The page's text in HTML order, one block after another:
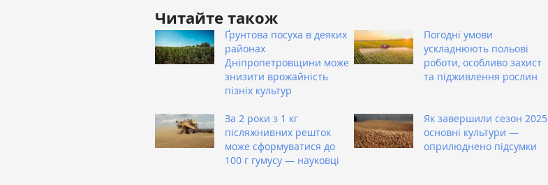
Читайте також
Ґрунтова посуха в деяких
районах
Дніпропетровщини може
знизити врожайність
пізніх культур
Погодні умови
ускладнюють польові
роботи, особливо захист
та підживлення рослин
За 2 роки з 1 кг
післяжнивних решток
може сформуватися до
100 г гумусу — науковці
Як завершили сезон 2025
основні культури —
оприлюднено підсумки